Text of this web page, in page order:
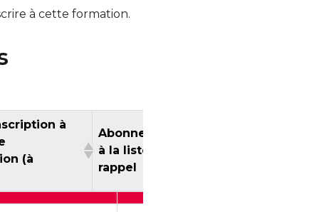
à cette formation.
à
(à
Abonnement
à la liste de
rappel
inscription à
Abonnement